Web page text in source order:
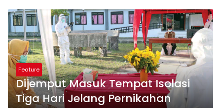
Feature
Dijemput Masuk Tempat Isolasi
Tiga Hari Jelang Pernikahan